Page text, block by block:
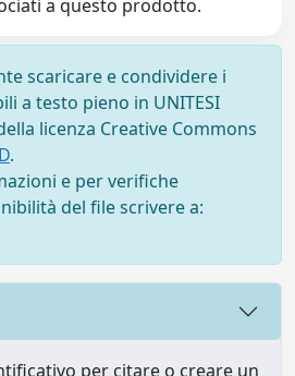
a questo prodotto.
scaricare e condividere i
a testo pieno in UNITESI
licenza Creative Commons
.
e per verifiche
del file scrivere a:
per citare o creare un